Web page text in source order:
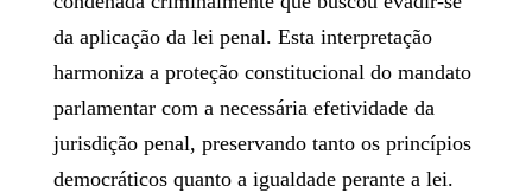
da aplicação da lei penal. Esta interpretação
harmoniza a proteção constitucional do mandato
parlamentar com a necessária efetividade da
jurisdição penal, preservando tanto os princípios
democráticos quanto a igualdade perante a lei.